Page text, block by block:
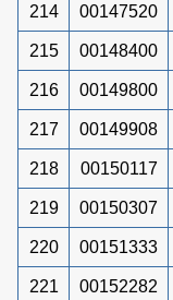
214 00147520
215 00148400
216 00149800
217 00149908
218 00150117
219 00150307
220 00151333
221 00152282